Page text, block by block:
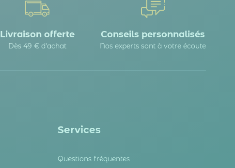
Livraison offerte
Dès 49 € d'achat
Conseils personnalisés
Nos experts sont à votre écoute
Services
Questions fréquentes